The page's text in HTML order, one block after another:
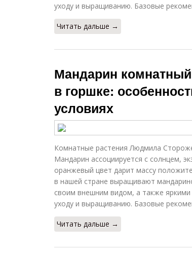
уходу и выращиванию. Базовые
Читать дальше →
Мандарин
в горшке:
условиях
Комнатные растения Людмила
Мандарин ассоциируется с солнцем,
оранжевый цвет дарит массу
в нашей стране выращивают
своим внешним видом, а также
уходу и выращиванию. Базовые
Читать дальше →